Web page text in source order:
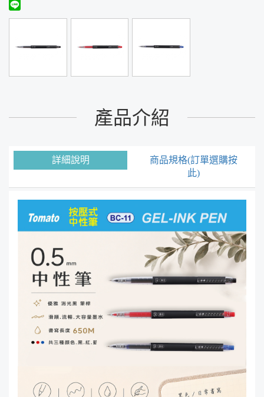
產品介紹
詳細說明
商品規格(訂單選購按
此)